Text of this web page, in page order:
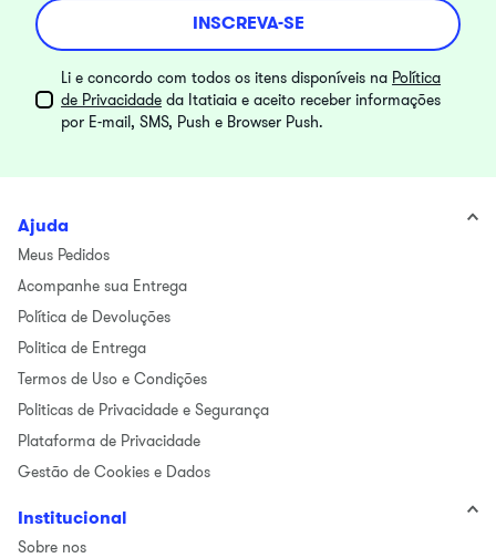
INSCREVA-SE
Li e concordo com todos os itens disponíveis na Política
de Privacidade da Itatiaia e aceito receber informações
por E-mail, SMS, Push e Browser Push.
Ajuda
Meus Pedidos
Acompanhe sua Entrega
Política de Devoluções
Politica de Entrega
Termos de Uso e Condições
Politicas de Privacidade e Segurança
Plataforma de Privacidade
Gestão de Cookies e Dados
Institucional
Sobre nos